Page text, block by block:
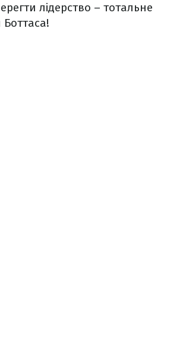
лідерство – тотальне